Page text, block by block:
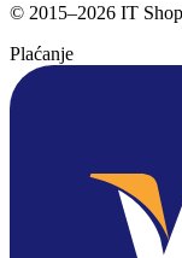
© 2015–2026 IT
Plaćanje